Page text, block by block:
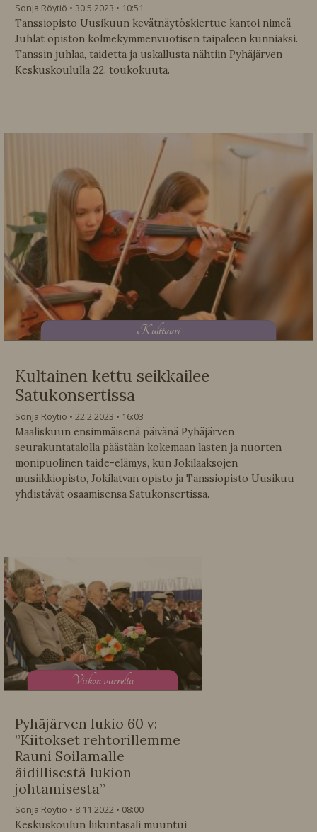
Sonja Röytiö 30.5.2023
10:51
Tanssiopisto Uusikuun kevätnäytöskiertue kantoi nimeä
Juhlat opiston kolmekymmenvuotisen taipaleen kunniaksi.
Tanssin juhlaa, taidetta ja uskallusta nähtiin Pyhäjärven
Keskuskoululla 22. toukokuuta.
Kulttuuri
Kultainen kettu seikkailee
Satukonsertissa
Sonja Röytiö 22.2.2023
16:03
Maaliskuun ensimmäisenä päivänä Pyhäjärven
seurakuntatalolla päästään kokemaan lasten ja nuorten
monipuolinen taide-elämys, kun Jokilaaksojen
musiikkiopisto, Jokilatvan opisto ja Tanssiopisto Uusikuu
yhdistävät osaamisensa Satukonsertissa.
Viikon varrelta
Pyhäjärven lukio 60 v:
”Kiitokset rehtorillemme
Rauni Soilamalle
äidillisestä lukion
johtamisesta”
Sonja Röytiö 8.11.2022
08:00
Keskuskoulun liikuntasali muuntui